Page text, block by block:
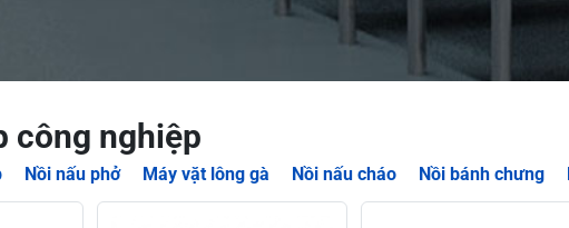
công nghiệp
Nồi nấu phở Máy vặt lông gà Nồi nấu cháo Nồi bánh chưng